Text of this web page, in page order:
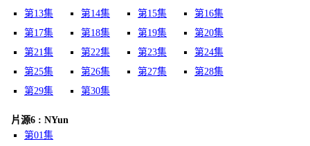
第13集
第14集 第15集
第16集
第17集
第18集 第19集
第20集
第21集
第22集 第23集
第24集
第25集
第26集 第27集
第28集
第29集
第30集
片源6 : NYun
第01集